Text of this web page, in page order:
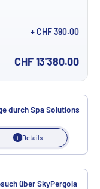
+ CHF 390.00
CHF 13'380.00
durch Spa Solutions
i Details
über SkyPergola